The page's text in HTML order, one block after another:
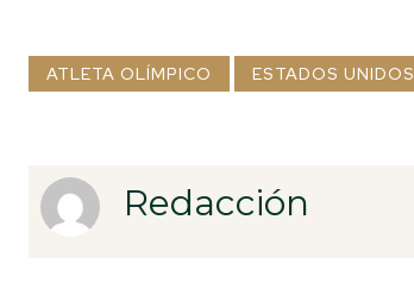
ATLETA OLÍMPICO ESTADOS UNIDOS
Redacción